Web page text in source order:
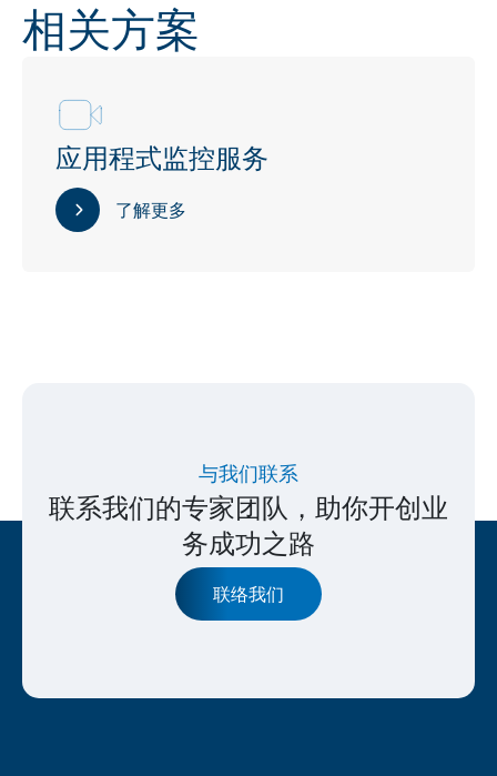
相关方案
应用程式监控服务
了解更多
与我们联系
联系我们的专家团队，助你开创业
务成功之路
联络我们